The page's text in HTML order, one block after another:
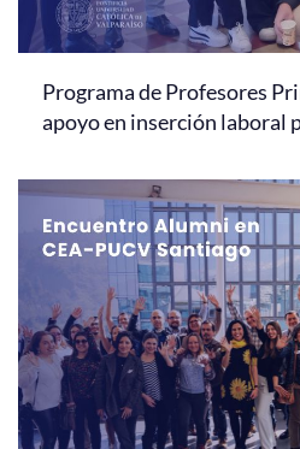
Programa de Profesores
apoyo en inserción laboral